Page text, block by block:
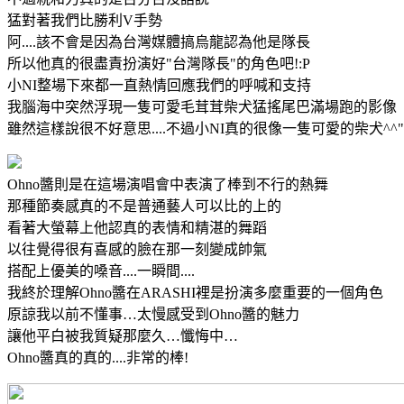
猛對著我們比勝利V手勢
阿....該不會是因為台灣媒體搞烏龍認為他是隊長
所以他真的很盡責扮演好"台灣隊長"的角色吧!:P
小NI整場下來都一直熱情回應我們的呼喊和支持
我腦海中突然浮現一隻可愛毛茸茸柴犬猛搖尾巴滿場跑的影像
雖然這樣說很不好意思....不過小NI真的很像一隻可愛的柴犬
Ohno醬則是在這場演唱會中表演了棒到不行的熱舞
那種節奏感真的不是普通藝人可以比的上的
看著大螢幕上他認真的表情和精湛的舞蹈
以往覺得很有喜感的臉在那一刻變成帥氣
搭配上優美的嗓音....一瞬間....
我終於理解Ohno醬在ARASHI裡是扮演多麼重要的一個角色
原諒我以前不懂事…太慢感受到Ohno醬的魅力
讓他平白被我質疑那麼久…懺悔中…
Ohno醬真的真的....非常的棒!